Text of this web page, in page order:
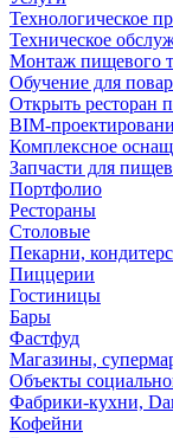
Технологическое
Техническое
Монтаж пищевого
Обучение для
Открыть ресторан
BIM-
Комплексное
Запчасти для
Портфолио
Рестораны
Столовые
Пекарни,
Пиццерии
Гостиницы
Бары
Фастфуд
Магазины,
Объекты
Фабрики-кухни,
Кофейни